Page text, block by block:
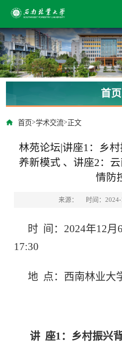
首页
首页>学术交流>正文
林苑论坛|讲座1：乡
养新模式 、讲座2：
情防
来源： 时间：
时 间：2024年12月
17:30
地 点：西南林业大
讲 座1：乡村振兴